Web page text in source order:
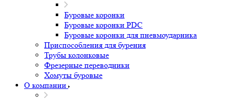
Буровые коронки
Буровые коронки PDC
Буровые коронки для пневмоударника
Приспособления для бурения
Трубы колонковые
Фрезерные переводники
Хомуты буровые
О компании